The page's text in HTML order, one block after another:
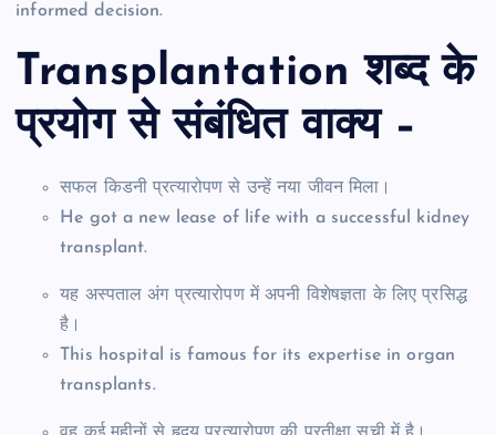
informed decision.
Transplantation शब्द के
प्रयोग से संबंधित वाक्य –
सफल किडनी प्रत्यारोपण से उन्हें नया जीवन मिला।
He got a new lease of life with a successful kidney
transplant.
यह अस्पताल अंग प्रत्यारोपण में अपनी विशेषज्ञता के लिए प्रसिद्ध
है।
This hospital is famous for its expertise in organ
transplants.